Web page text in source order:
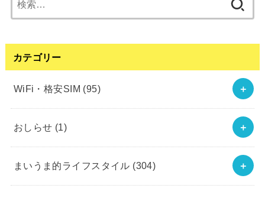
索:
カテゴリー
WiFi・格安SIM (95)
おしらせ (1)
まいうま的ライフスタイル (304)